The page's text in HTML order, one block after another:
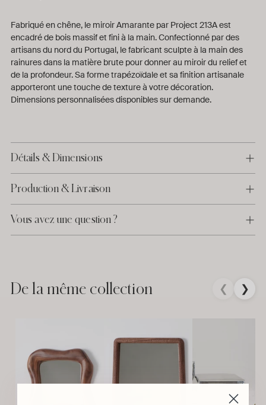
Fabriqué en chêne, le miroir Amarante par Project 213A est
encadré de bois massif et fini à la main. Confectionné par des
artisans du nord du Portugal, le fabricant sculpte à la main des
rainures dans la matière brute pour donner au miroir du relief et
de la profondeur. Sa forme trapézoïdale et sa finition artisanale
apporteront une touche de texture à votre décoration.
Dimensions personnalisées disponibles sur demande.
Détails & Dimensions
Production & Livraison
Vous avez une question ?
produit
à
De la même collection ❮ ❯